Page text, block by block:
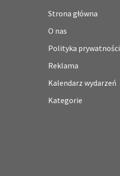
Strona główna
O nas
Polityka prywatności
Reklama
Kalendarz wydarzeń
Kategorie